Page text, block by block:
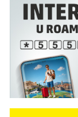
MARKETING